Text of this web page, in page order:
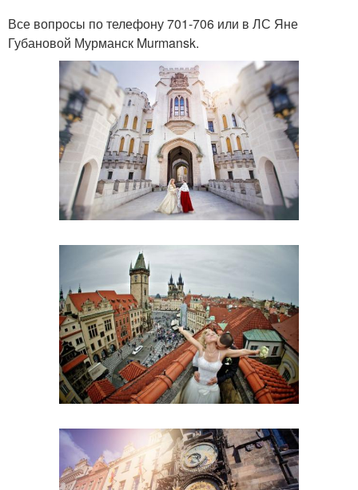
Все вопросы по телефону 701-706 или в ЛС Яне
Губановой Мурманск Murmansk.